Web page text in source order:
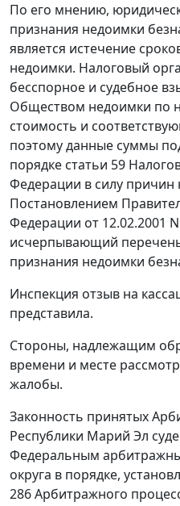
По его мнению,
признания недоимки
является истечение
недоимки. Налоговый
бесспорное и судебное
Обществом недоимки по
стоимость и
поэтому данные суммы
порядке статьи 59
Федерации в силу причин
Постановлением
Федерации от 12.02.2001
исчерпывающий
признания недоимки
Инспекция отзыв на
представила.
Стороны, надлежащим
времени и месте
жалобы.
Законность принятых
Республики Марий Эл
Федеральным
округа в порядке,
286Арбитражного